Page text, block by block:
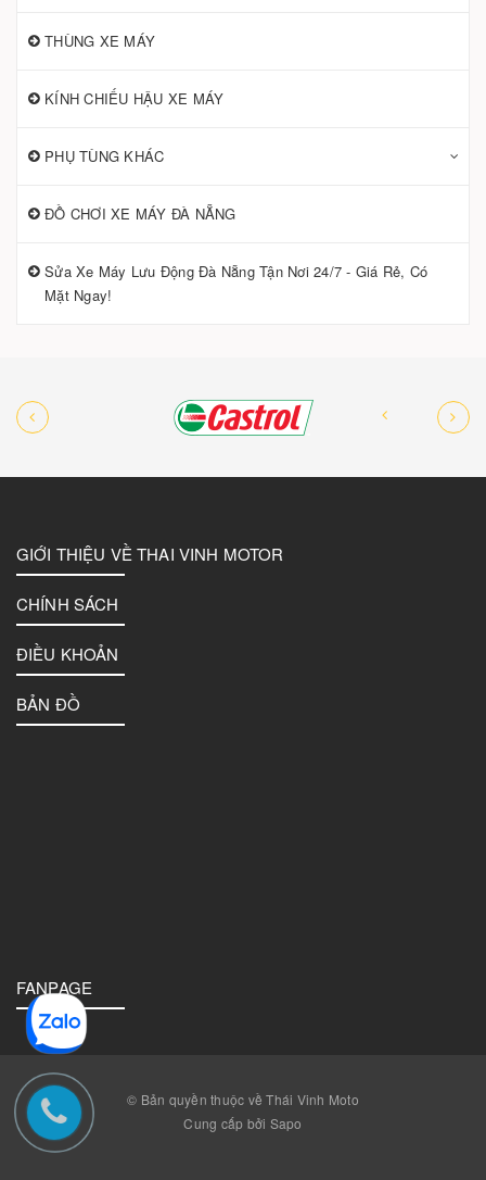
THÙNG XE MÁY
KÍNH CHIẾU HẬU XE MÁY
PHỤ TÙNG KHÁC
ĐỒ CHƠI XE MÁY ĐÀ NẴNG
Sửa Xe Máy Lưu Động Đà Nẵng Tận Nơi 24/7 - Giá Rẻ, Có
Mặt Ngay!
GIỚI THIỆU VỀ THAI VINH MOTOR
CHÍNH SÁCH
ĐIỀU KHOẢN
BẢN ĐỒ
FANPAGE
© Bản quyền thuộc về Thái Vinh Moto
Cung cấp bởi Sapo